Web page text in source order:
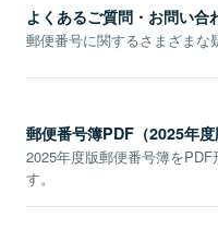
よくあるご質問・お問い合
郵便番号に関するさまざまな
郵便番号簿PDF（2025年度
2025年度版郵便番号簿を
す。